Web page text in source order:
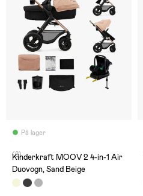
På lager
(8)
Kinderkraft MOOV 2 4-in-1 Air
Duovogn, Sand Beige